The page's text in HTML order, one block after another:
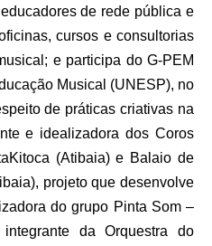
de rede pública e
cursos e consultorias
e participa do G-PEM
Musical (UNESP), no
de práticas criativas na
e idealizadora dos Coros
(Atibaia) e Balaio de
projeto que desenvolve
do grupo Pinta Som –
da Orquestra do